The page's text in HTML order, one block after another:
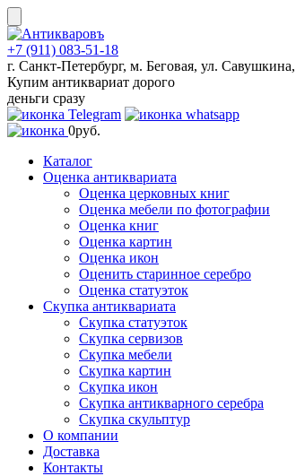
Skip
to
content
+7 (911) 083-51-18
г. Санкт-Петербург, м. Беговая, ул.
Купим антиквариат дорого
деньги сразу
0руб.
Каталог
Оценка антиквариата
Оценка церковных книг
Оценка мебели по фотографии
Оценка книг
Оценка картин
Оценка икон
Оценить старинное серебро
Оценка статуэток
Скупка антиквариата
Скупка статуэток
Скупка сервизов
Скупка мебели
Скупка картин
Скупка икон
Скупка антикварного серебра
Скупка скульптур
О компании
Доставка
Контакты